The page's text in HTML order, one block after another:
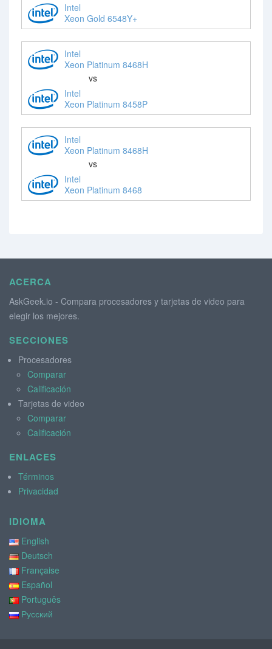
Intel
Xeon Gold 6548Y+
Intel
Xeon Platinum 8468H
vs
Intel
Xeon Platinum 8458P
Intel
Xeon Platinum 8468H
vs
Intel
Xeon Platinum 8468
ACERCA
AskGeek.io - Compara procesadores y tarjetas de video para
elegir los mejores.
SECCIONES
Procesadores
Comparar
Calificación
Tarjetas de video
Comparar
Calificación
ENLACES
Términos
Privacidad
IDIOMA
English
Deutsch
Française
Español
Português
Русский